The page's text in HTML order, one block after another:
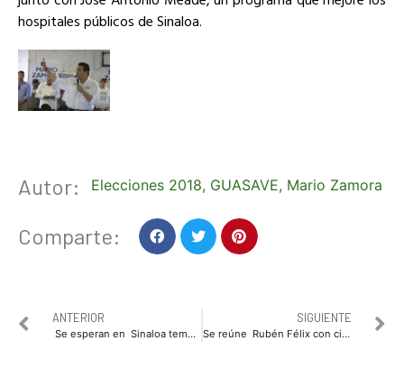
hospitales públicos de Sinaloa.
Autor: Elecciones 2018, GUASAVE, Mario Zamora
Comparte:
ANTERIOR
Se esperan en Sinaloa temperaturas máximas de 45 a 50 grados
SIGUIENTE
Se reúne Rubén Félix con ciudadanos del Ejido Águila Azteca